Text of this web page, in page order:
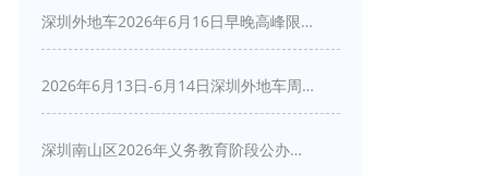
深圳外地车2026年6月16日早晚高峰限行详情
2026年6月13日-6月14日深圳外地车周末限行吗
深圳南山区2026年义务教育阶段公办学校新生入学申请指南